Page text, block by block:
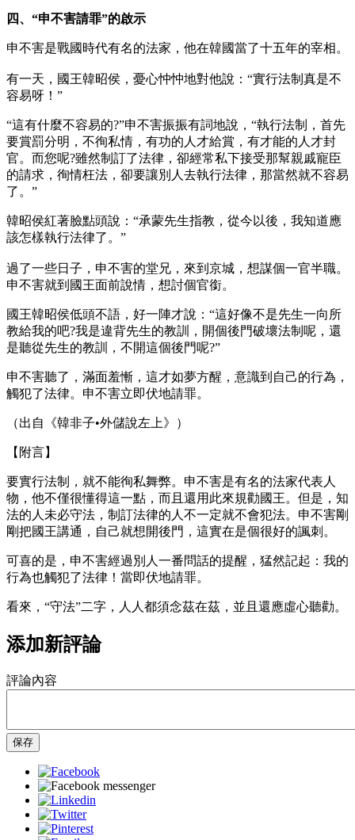
四、“申不害請罪”的啟示
申不害是戰國時代有名的法家，他在韓國當了十五年的宰相。
有一天，國王韓昭侯，憂心忡忡地對他說：“實行法制真是不
容易呀！”
“這有什麼不容易的?”申不害振振有詞地說，“執行法制，首先
要賞罰分明，不徇私情，有功的人才給賞，有才能的人才封
官。而您呢?雖然制訂了法律，卻經常私下接受那幫親戚寵臣
的請求，徇情枉法，卻要讓別人去執行法律，那當然就不容易
了。”
韓昭侯紅著臉點頭說：“承蒙先生指教，從今以後，我知道應
該怎樣執行法律了。”
過了一些日子，申不害的堂兄，來到京城，想謀個一官半職。
申不害就到國王面前說情，想討個官銜。
國王韓昭侯低頭不語，好一陣才說：“這好像不是先生一向所
教給我的吧?我是違背先生的教訓，開個後門破壞法制呢，還
是聽從先生的教訓，不開這個後門呢?”
申不害聽了，滿面羞慚，這才如夢方醒，意識到自己的行為，
觸犯了法律。申不害立即伏地請罪。
（出自《韓非子•外儲說左上》）
【附言】
要實行法制，就不能徇私舞弊。申不害是有名的法家代表人
物，他不僅很懂得這一點，而且還用此來規勸國王。但是，知
法的人未必守法，制訂法律的人不一定就不會犯法。申不害剛
剛把國王講通，自己就想開後門，這實在是個很好的諷刺。
可喜的是，申不害經過別人一番問話的提醒，猛然記起：我的
行為也觸犯了法律！當即伏地請罪。
看來，“守法”二字，人人都須念茲在茲，並且還應虛心聽勸。
添加新評論
評論內容
保存